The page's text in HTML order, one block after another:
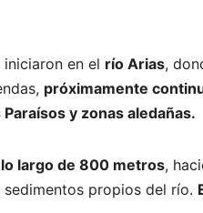
en el río Arias,
próximamente
y zonas aledañas.
largo de 800 metros,
propios del río.